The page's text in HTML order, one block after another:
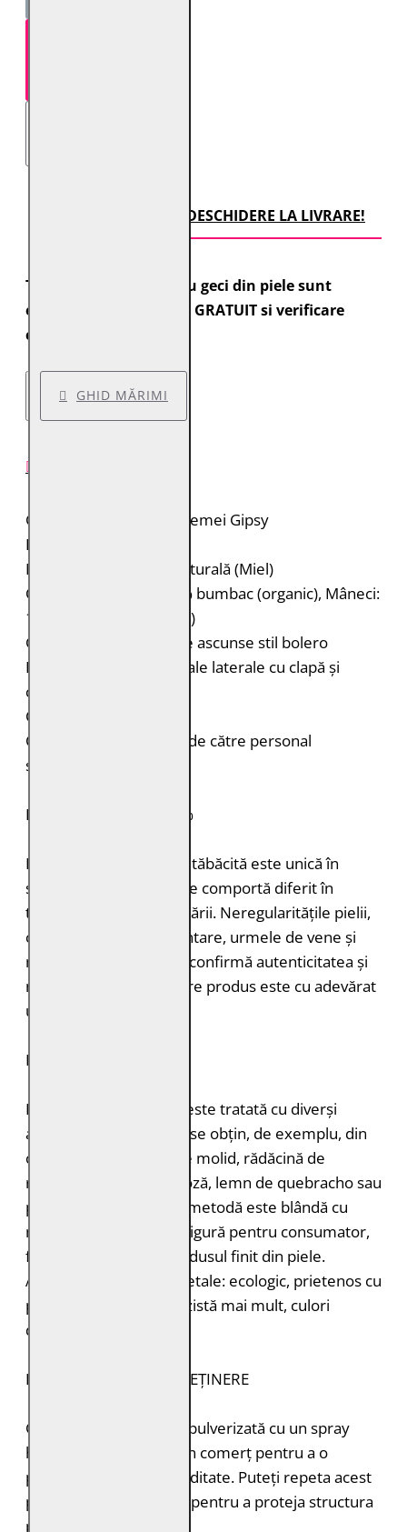
TRANSPORT CU DESCHIDERE LA LIVRARE!
Toate comenzile pentru geci din piele sunt
expediate cu transport GRATUIT si verificare
colet.
GHID MĂRIMI
Geacă de piele pentru femei Gipsy
Brand: Gipsy
Material: 100% piele naturală (Miel)
Căptușeală: Corp: 100% bumbac (organic), Mâneci:
100% poliester (reciclat)
Geacă de piele cu capse ascunse stil bolero
Două buzunare orizontale laterale cu clapă și
capsă ascunsă
Croială: Regular Fit
Curățare: Spălare doar de către personal
specializat
PIELE NATURALĂ: 100%
Fiecare bucată de piele tăbăcită este unică în
structură, grosimea și se comportă diferit în
timpul vopsirii și procesării. Neregularitățile pielii,
cum ar fi petele pigmentare, urmele de vene și
mușcăturile de insecte confirmă autenticitatea și
naturalețea pielii. Fiecare produs este cu adevărat
unic.
DURABILITATE
Pielea tăbăcită vegetal este tratată cu diverși
agenți de tăbăcire care se obțin, de exemplu, din
coajă de stejar, coajă de molid, rădăcină de
rubarbă, coajă de mimoză, lemn de quebracho sau
păstăi de tara. Această metodă este blândă cu
mediul înconjurător și sigură pentru consumator,
fără a lăsa toxine în produsul finit din piele.
Avantajele tăbăcirii vegetale: ecologic, prietenos cu
pielea, miros plăcut, rezistă mai mult, culori
deosebite.
INSTRUCȚIUNI DE ÎNTREȚINERE
Geaca de piele trebuie pulverizată cu un spray
hidroizolant disponibil în comerț pentru a o
proteja de ploaie și umiditate. Puteți repeta acest
proces de 1-2 ori pe an pentru a proteja structura
pielii.